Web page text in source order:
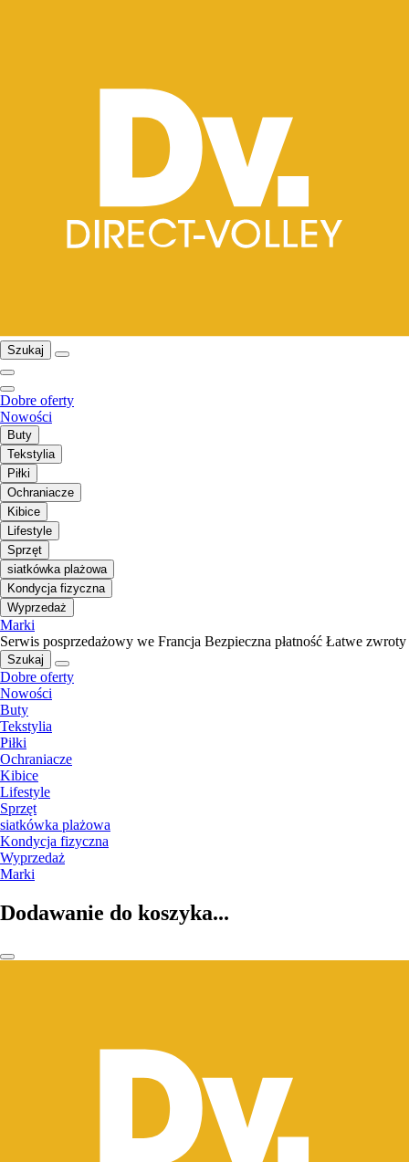
Szukaj
Dobre oferty
Nowości
Buty
Tekstylia
Piłki
Ochraniacze
Kibice
Lifestyle
Sprzęt
siatkówka plażowa
Kondycja fizyczna
Wyprzedaż
Marki
Serwis posprzedażowy we Francja Bezpieczna płatność Łatwe zwroty
Szukaj
Dobre oferty
Nowości
Buty
Tekstylia
Piłki
Ochraniacze
Kibice
Lifestyle
Sprzęt
siatkówka plażowa
Kondycja fizyczna
Wyprzedaż
Marki
Dodawanie do koszyka...